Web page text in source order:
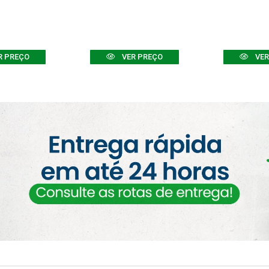
PREÇO VER PREÇO